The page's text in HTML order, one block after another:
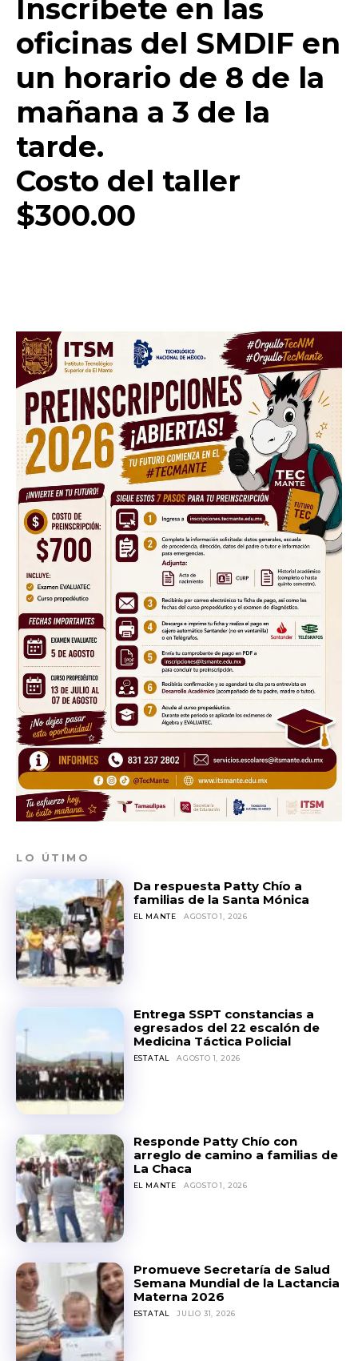
Facebook
Twitter
EmailWhatsApp
Copy
GmailTelegram
to stay in the loop.
SUBSCRIBE
Inscríbete en las
oficinas del SMDIF en
un horario de 8 de la
mañana a 3 de la
tarde.
Costo del taller
$300.00
LO ÚTIMO
Da respuesta Patty Chío a
familias de la Santa Mónica
EL MANTE AGOSTO 1, 2026
Entrega SSPT constancias a
egresados del 22 escalón de
Medicina Táctica Policial
ESTATAL AGOSTO 1, 2026
Responde Patty Chío con
arreglo de camino a familias de
La Chaca
EL MANTE AGOSTO 1, 2026
Promueve Secretaría de Salud
Semana Mundial de la Lactancia
Materna 2026
ESTATAL JULIO 31, 2026